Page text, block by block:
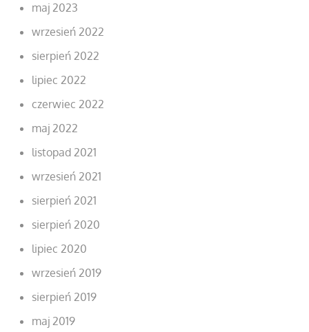
maj 2023
wrzesień 2022
sierpień 2022
lipiec 2022
czerwiec 2022
maj 2022
listopad 2021
wrzesień 2021
sierpień 2021
sierpień 2020
lipiec 2020
wrzesień 2019
sierpień 2019
maj 2019